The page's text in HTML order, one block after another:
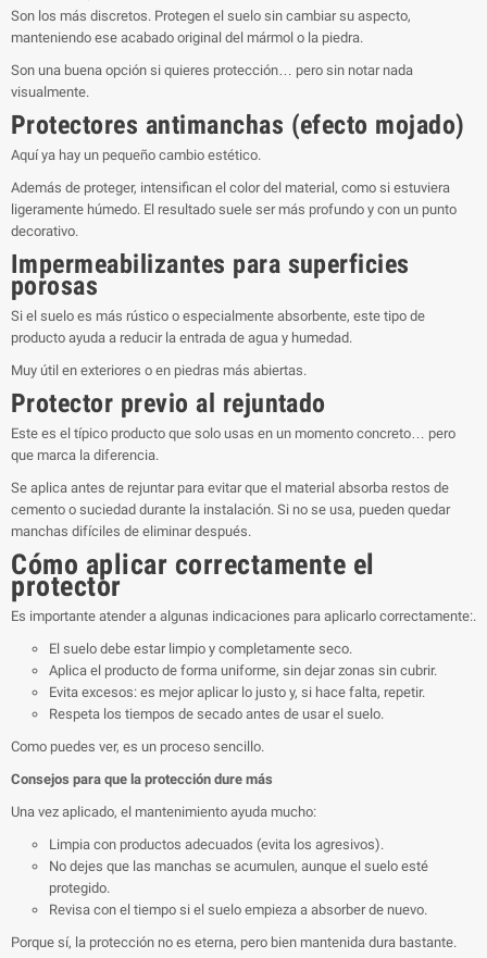
Son los más discretos. Protegen el suelo sin cambiar su aspecto,
manteniendo ese acabado original del mármol o la piedra.
Son una buena opción si quieres protección… pero sin notar nada
visualmente.
Protectores antimanchas (efecto mojado)
Aquí ya hay un pequeño cambio estético.
Además de proteger, intensifican el color del material, como si estuviera
ligeramente húmedo. El resultado suele ser más profundo y con un punto
decorativo.
Impermeabilizantes para superficies
porosas
Si el suelo es más rústico o especialmente absorbente, este tipo de
producto ayuda a reducir la entrada de agua y humedad.
Muy útil en exteriores o en piedras más abiertas.
Protector previo al rejuntado
Este es el típico producto que solo usas en un momento concreto… pero
que marca la diferencia.
Se aplica antes de rejuntar para evitar que el material absorba restos de
cemento o suciedad durante la instalación. Si no se usa, pueden quedar
manchas difíciles de eliminar después.
Cómo aplicar correctamente el
protector
Es importante atender a algunas indicaciones para aplicarlo correctamente:.
El suelo debe estar limpio y completamente seco.
Aplica el producto de forma uniforme, sin dejar zonas sin cubrir.
Evita excesos: es mejor aplicar lo justo y, si hace falta, repetir.
Respeta los tiempos de secado antes de usar el suelo.
Como puedes ver, es un proceso sencillo.
Consejos para que la protección dure más
Una vez aplicado, el mantenimiento ayuda mucho:
Limpia con productos adecuados (evita los agresivos).
No dejes que las manchas se acumulen, aunque el suelo esté
protegido.
Revisa con el tiempo si el suelo empieza a absorber de nuevo.
Porque sí, la protección no es eterna, pero bien mantenida dura bastante.